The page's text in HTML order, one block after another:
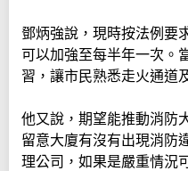
鄧炳強說，現時按法例要
可以加強至每半年一次。
習，讓市民熟悉走火通道
他又說，期望能推動消防
留意大廈有沒有出現消防
理公司，如果是嚴重情況